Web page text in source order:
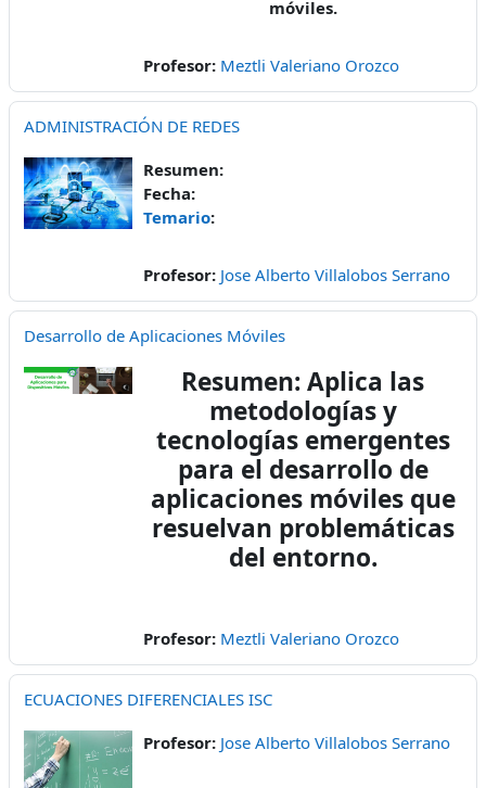
móviles.
Profesor: Meztli Valeriano Orozco
ADMINISTRACIÓN DE REDES
Resumen:
Fecha:
Temario:
Profesor: Jose Alberto Villalobos Serrano
Desarrollo de Aplicaciones Móviles
Resumen: Aplica las
metodologías y
tecnologías emergentes
para el desarrollo de
aplicaciones móviles que
resuelvan problemáticas
del entorno.
Profesor: Meztli Valeriano Orozco
ECUACIONES DIFERENCIALES ISC
Profesor: Jose Alberto Villalobos Serrano